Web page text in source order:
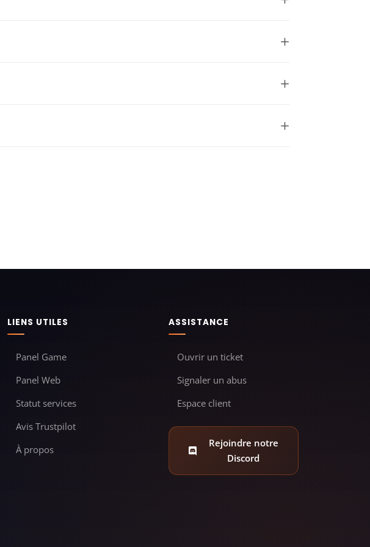
LIENS UTILES
Panel Game
Panel Web
Statut services
Avis Trustpilot
À propos
ASSISTANCE
Ouvrir un ticket
Signaler un abus
Espace client
Rejoindre notre
Discord